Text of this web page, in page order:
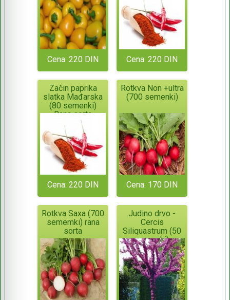
Cena: 220 DIN Cena: 220 DIN
Začin paprika
slatka Mađarska
(80 semenki)
Rana sorta
Cena: 220 DIN
Rotkva Non +ultra
(700 semenki)
Cena: 170 DIN
Rotkva Saxa (700
sememki) rana
sorta
Judino drvo -
Cercis
Siliquastrum (50
semenki)